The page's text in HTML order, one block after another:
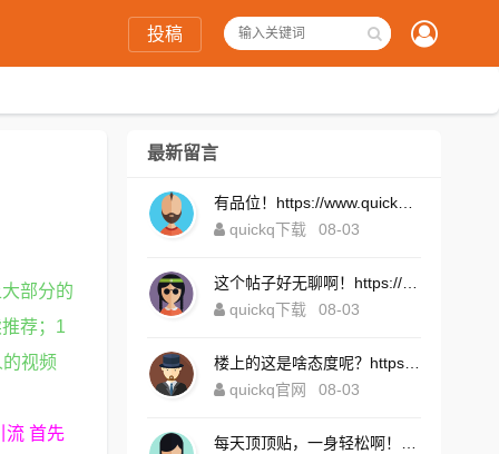
投稿
部分的
荐；1
视频
流 首先
最新留言
quickq下载
08-03
quickq下载
08-03
quickq官网
08-03